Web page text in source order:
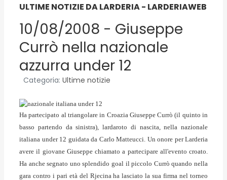
ULTIME NOTIZIE DA LARDERIA - LARDERIAWEB
10/08/2008 - Giuseppe
Currò nella nazionale
azzurra under 12
Categoria: Ultime notizie
Ha partecipato al triangolare in Croazia Giuseppe Currò (il quinto in
basso partendo da sinistra), lardaroto di nascita, nella nazionale
italiana under 12 guidata da Carlo Matteucci. Un onore per Larderia
avere il giovane Giuseppe chiamato a partecipare all'evento croato.
Ha anche segnato uno splendido goal il piccolo Currò quando nella
gara contro i pari età del Rjecina ha lasciato la sua firma nel torneo